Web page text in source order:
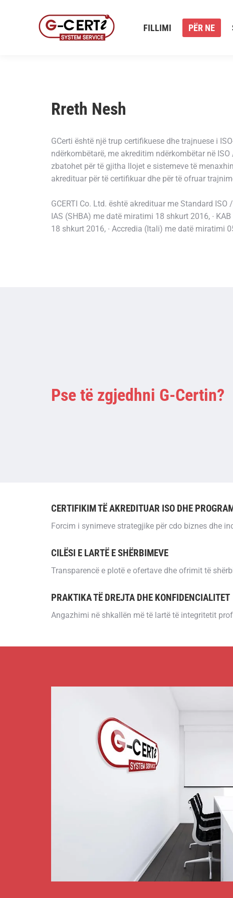
FILLIMI PËR NE
Rreth Nesh
GCerti është një trup certifikuese dhe trajnuese i
ndërkombëtarë, me akreditim ndërkombëtar në
zbatohet për të gjitha llojet e sistemeve të
akredituar për të certifikuar dhe për të ofruar
GCERTI Co. Ltd. është akredituar me Standard ISO
IAS (SHBA) me datë miratimi 18 shkurt 2016, ∙
18 shkurt 2016, ∙ Accredia (Itali) me datë miratimi
Pse të zgjedhni G-Certin?
CERTIFIKIM TË AKREDITUAR ISO DHE
Forcim i synimeve strategjike për cdo biznes dhe
CILËSI E LARTË E SHËRBIMEVE
Transparencë e plotë e ofertave dhe ofrimit të
PRAKTIKA TË DREJTA DHE KONFIDENCIALITET
Angazhimi në shkallën më të lartë të integritetit
PËR NE